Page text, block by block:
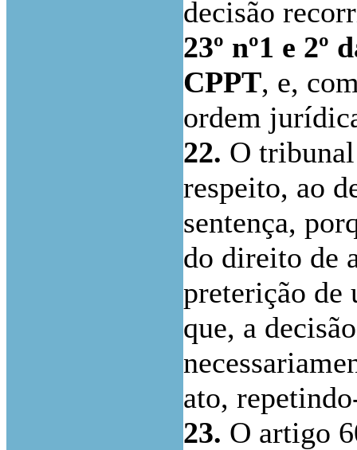
decisão
23º nº1 e 2º
CPPT, e,
ordem
22. O
respeito, ao
sentença,
do direito de
preterição de
que, a
ato,
23. O artigo